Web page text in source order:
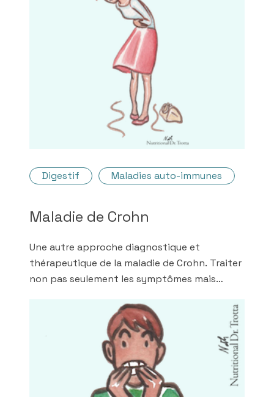
Digestif Maladies auto-immunes
Maladie de Crohn
Une autre approche diagnostique et
thérapeutique de la maladie de Crohn. Traiter
non pas seulement les symptômes mais